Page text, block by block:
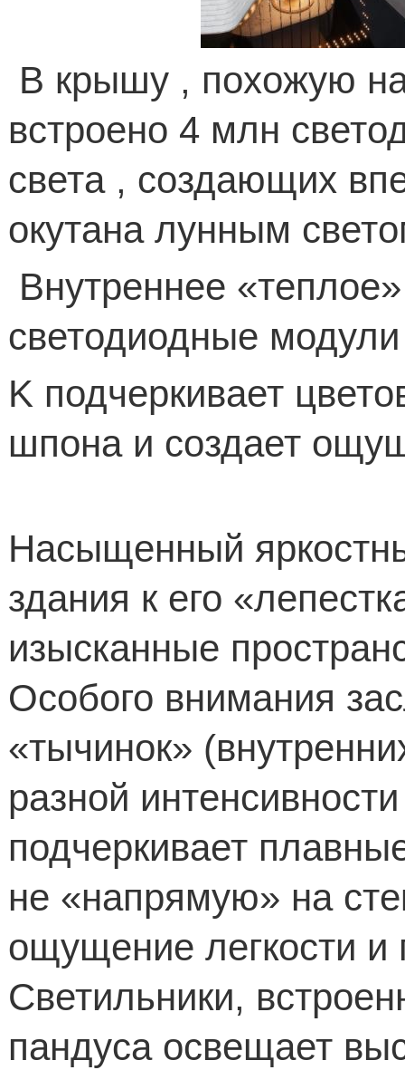
В крышу , похожую на
встроено 4 млн
света , создающих
окутана лунным
Внутреннее
светодиодные
K подчеркивает
шпона и создает
Насыщенный
здания к его
изысканные
Особого внимания
«тычинок»
разной
подчеркивает
не «напрямую» на
ощущение легкости и
Светильники,
пандуса освещает